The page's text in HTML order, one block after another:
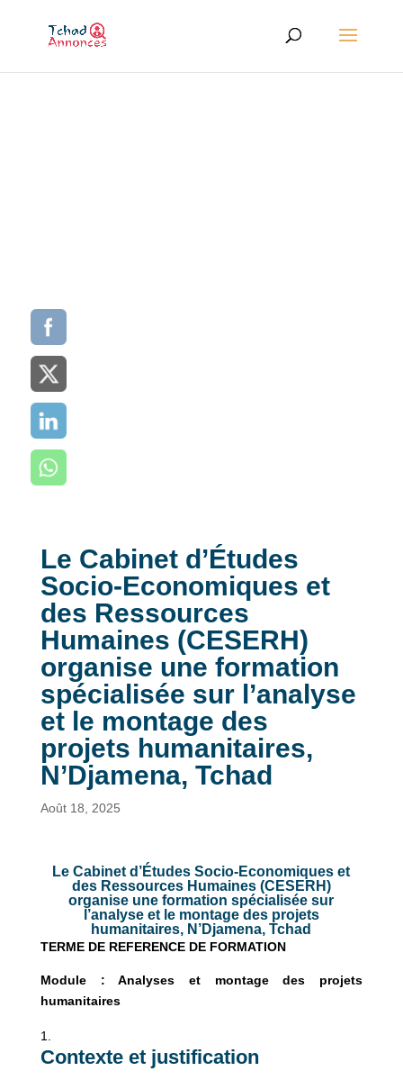
Le Cabinet d’Études
Socio-Economiques et
des Ressources
Humaines (CESERH)
organise une formation
spécialisée sur l’analyse
et le montage des
projets humanitaires,
N’Djamena, Tchad
Août 18, 2025
Le Cabinet d’Études Socio-Economiques et
des Ressources Humaines (CESERH)
organise une formation spécialisée sur
l’analyse et le montage des projets
humanitaires, N’Djamena, Tchad
TERME DE REFERENCE DE FORMATION
Module : Analyses et montage des projets
humanitaires
Contexte et justification